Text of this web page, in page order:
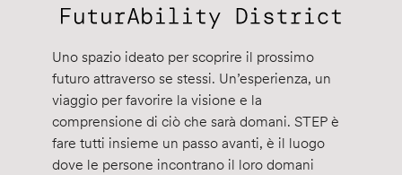
Uno spazio ideato per scoprire il prossimo
futuro attraverso se stessi. Un’esperienza, un
viaggio per favorire la visione e la
comprensione di ciò che sarà domani. STEP è
fare tutti insieme un passo avanti, è il luogo
dove le persone incontrano il loro domani